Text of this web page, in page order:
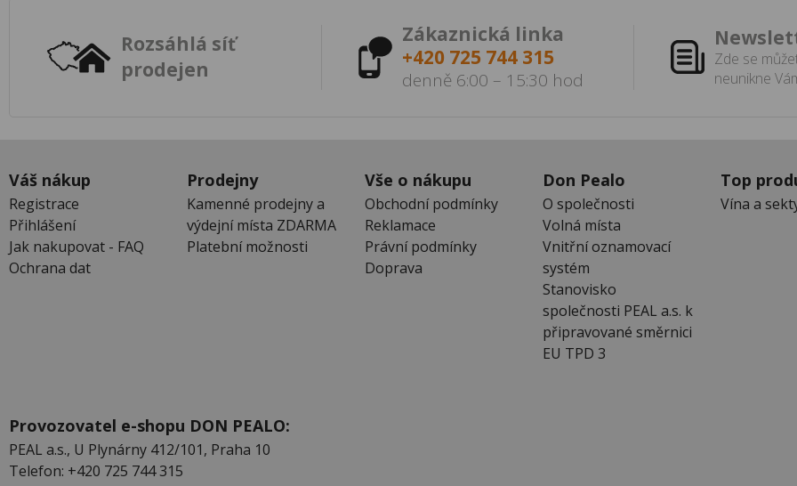
Rozsáhlá síť
prodejen
Zákaznická linka
+420 725 744 315
denně 6:00 – 15:30 hod
Zde se
neunikne
Váš nákup
Registrace
Přihlášení
Jak nakupovat - FAQ
Ochrana dat
Prodejny
Kamenné prodejny a
výdejní místa ZDARMA
Platební možnosti
Vše o nákupu
Obchodní podmínky
Reklamace
Právní podmínky
Doprava
Don Pealo
O společnosti
Volná místa
Vnitřní oznamovací
systém
Stanovisko
společnosti PEAL a.s. k
připravované směrnici
EU TPD 3
Top
Vína a
Provozovatel e-shopu DON PEALO:
PEAL a.s., U Plynárny 412/101, Praha 10
Telefon: +420 725 744 315